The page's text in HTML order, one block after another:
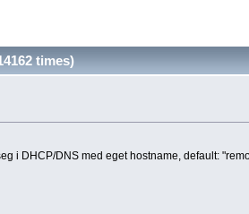
times)
i DHCP/DNS med eget hostname, default: